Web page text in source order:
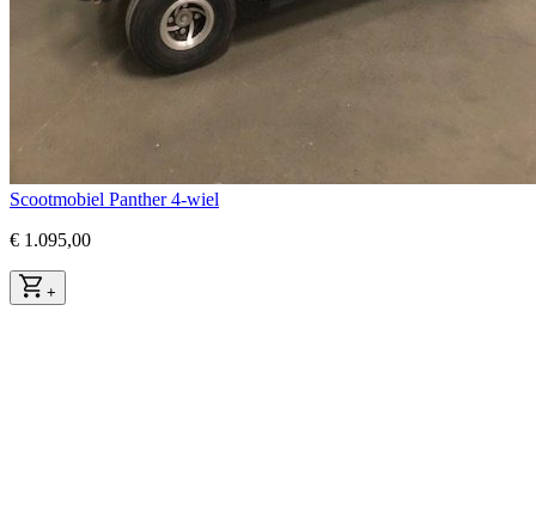
Scootmobiel Panther 4-wiel
€ 1.095,00
+